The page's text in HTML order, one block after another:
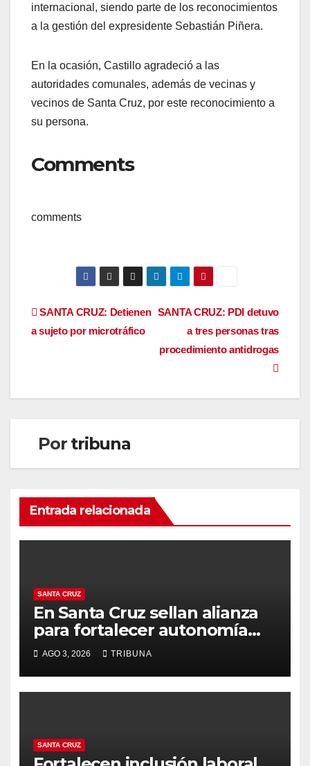
internacional, siendo parte de los reconocimientos
a la gestión del expresidente Sebastián Piñera.
En la ocasión, Castillo agradeció a las
autoridades comunales, además de vecinas y
vecinos de Santa Cruz, por este reconocimiento a
su persona.
Comments
comments
Navegación
de
SANTA CRUZ: PDI detuvo
a tres personas tras
procedimiento antidrogas
SANTA CRUZ: Detienen
a sujeto por microtráfico
Por tribuna
Entrada relacionada
SANTA CRUZ
En Santa Cruz sellan alianza
para fortalecer autonomía
económica y liderazgo
femenino
AGO 3, 2026 TRIBUNA
SANTA CRUZ